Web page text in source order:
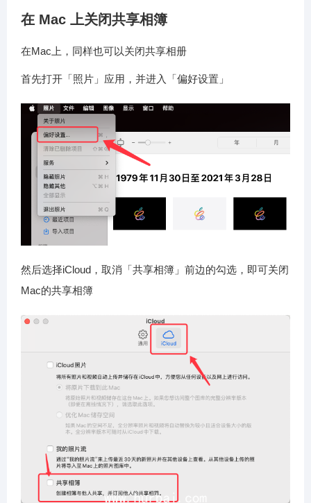
在 Mac 上关闭共享相簿
在Mac上，同样也可以关闭共享相册
首先打开「照片」应用，并进入「偏好设置」
然后选择iCloud，取消「共享相簿」前边的勾选，即可关闭
Mac的共享相簿